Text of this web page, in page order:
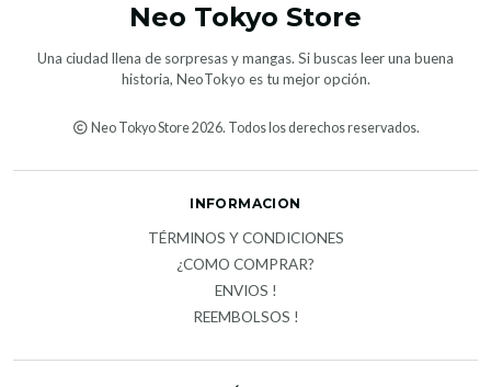
Neo Tokyo Store
Una ciudad llena de sorpresas y mangas. Si buscas leer una buena
historia, NeoTokyo es tu mejor opción.
Neo Tokyo Store 2026. Todos los derechos reservados.
INFORMACION
TÉRMINOS Y CONDICIONES
¿COMO COMPRAR?
ENVIOS !
REEMBOLSOS !